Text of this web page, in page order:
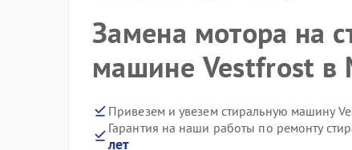
Замена мотора на
машине Vestfrost в
Привезем и увезем стиральную машину
Гарантия на наши работы по ремонту
лет